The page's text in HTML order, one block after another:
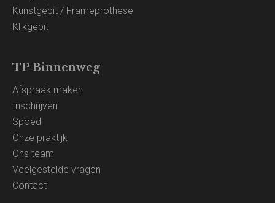
Kunstgebit / Frameprothese
Klikgebit
TP Binnenweg
Afspraak maken
Inschrijven
Spoed
Onze praktijk
Ons team
Veelgestelde vragen
Contact